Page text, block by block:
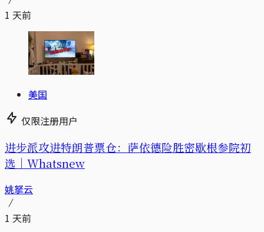
1 天前
美国
仅限注册用户
进步派攻进特朗普票仓：萨依德险胜密歇根参院初
选｜Whatsnew
姚拏云
1 天前